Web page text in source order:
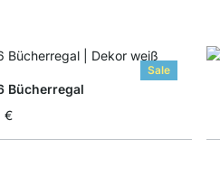
Sale
Bücherregal
€